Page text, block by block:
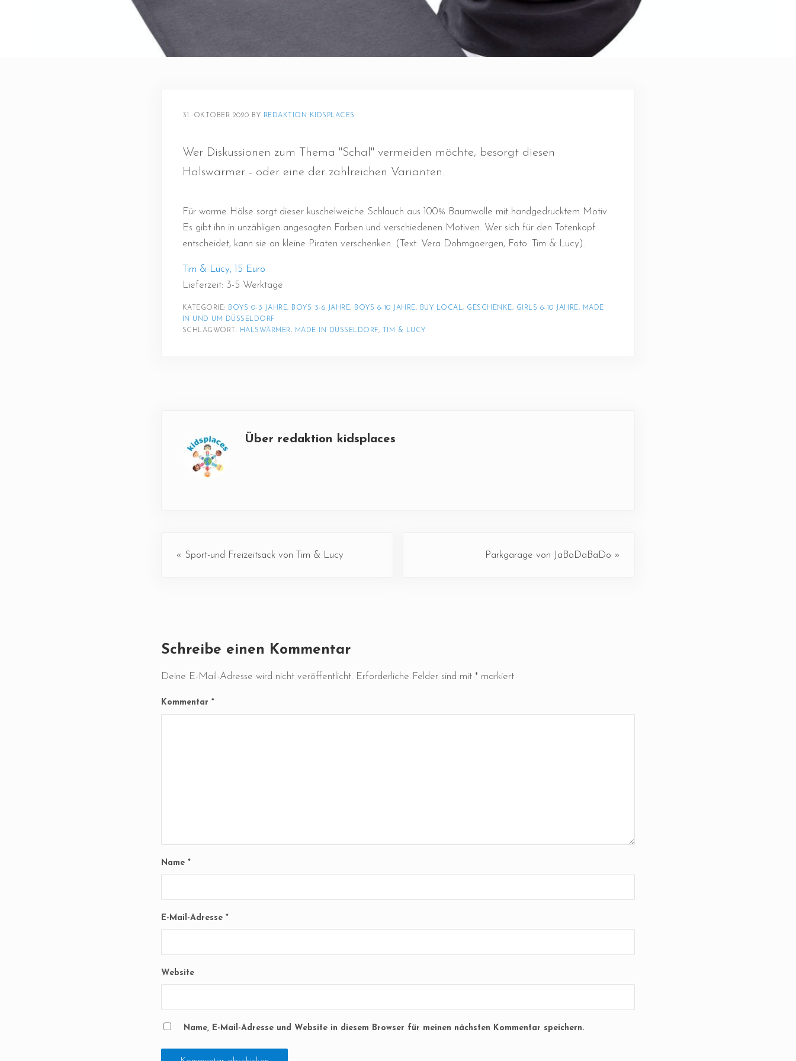
31. OKTOBER 2020 BY REDAKTION KIDSPLACES
Wer Diskussionen zum Thema "Schal" vermeiden möchte, besorgt diesen
Halswärmer - oder eine der zahlreichen Varianten.
Für warme Hälse sorgt dieser kuschelweiche Schlauch aus 100% Baumwolle mit handgedrucktem Motiv.
Es gibt ihn in unzähligen angesagten Farben und verschiedenen Motiven. Wer sich für den Totenkopf
entscheidet, kann sie an kleine Piraten verschenken. (Text: Vera Dohmgoergen, Foto: Tim & Lucy).
Tim & Lucy, 15 Euro
Lieferzeit: 3-5 Werktage
KATEGORIE: BOYS 0-3 JAHRE, BOYS 3-6 JAHRE, BOYS 6-10 JAHRE, BUY LOCAL, GESCHENKE, GIRLS 6-10 JAHRE, MADE
IN UND UM DÜSSELDORF
SCHLAGWORT: HALSWÄRMER, MADE IN DÜSSELDORF, TIM & LUCY
Über redaktion kidsplaces
« Sport-und Freizeitsack von Tim & Lucy
Parkgarage von JaBaDaBaDo »
Schreibe einen Kommentar
Deine E-Mail-Adresse wird nicht veröffentlicht. Erforderliche Felder sind mit * markiert
Kommentar *
Name *
E-Mail-Adresse *
Website
Name, E-Mail-Adresse und Website in diesem Browser für meinen nächsten Kommentar speichern.